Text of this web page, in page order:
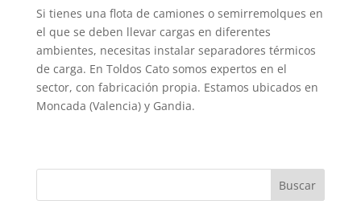
Si tienes una flota de camiones o semirremolques en
el que se deben llevar cargas en diferentes
ambientes, necesitas instalar separadores térmicos
de carga. En Toldos Cato somos expertos en el
sector, con fabricación propia. Estamos ubicados en
Moncada (Valencia) y Gandia.
Buscar